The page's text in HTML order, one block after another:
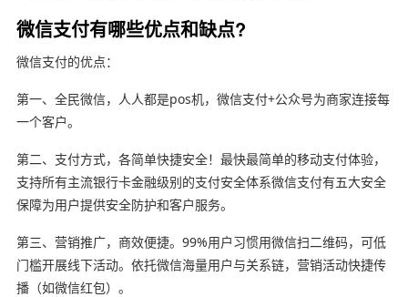
微信支付有哪些优点和缺点?
微信支付的优点：
第一、全民微信，人人都是pos机，微信支付+公众号为商家连接每
一个客户。
第二、支付方式，各简单快捷安全！最快最简单的移动支付体验，
支持所有主流银行卡金融级别的支付安全体系微信支付有五大安全
保障为用户提供安全防护和客户服务。
第三、营销推广，商效便捷。99%用户习惯用微信扫二维码，可低
门槛开展线下活动。依托微信海量用户与关系链，营销活动快捷传
播（如微信红包）。